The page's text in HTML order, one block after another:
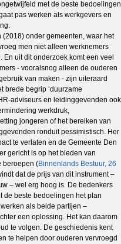
met de beste bedoelingen
pas werken als werkgevers en
(2018) onder gemeenten, waar het
men niet alleen werknemers
uit dit onderzoek komt een veel
- vooralsnog alleen de ouderen
van maken - zijn uiteraard
brede begrip ‘duurzame
adviseurs en leidinggevenden ook
werkdruk,
jongeren of het bereiken van
ronduit pessimistisch. Her
te verlaten en de Gemeente Den
gericht is op het bieden van
beroepen (Binnenlands Bestuur, 26
dat de prijs van dit instrument –
– wel erg hoog is. De bedenkers
de beste bedoelingen het plan
als beide partijen –
een oplossing. Het kan daarom
te volgen. De geschiedenis kent
te helpen door ouderen vervroegd